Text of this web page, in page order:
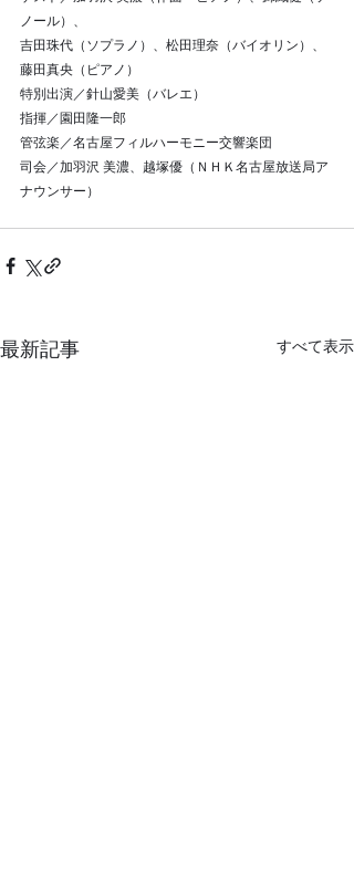
ノール）、
吉田珠代（ソプラノ）、松田理奈（バイオリン）、
藤田真央（ピアノ）
特別出演／針山愛美（バレエ）
指揮／園田隆一郎
管弦楽／名古屋フィルハーモニー交響楽団
司会／加羽沢 美濃、越塚優（ＮＨＫ名古屋放送局ア
ナウンサー）
最新記事 すべて表示